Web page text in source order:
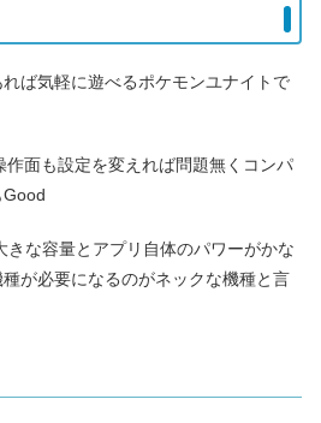
ば気軽に遊べるポケモンユナイトで
作面も設定を変えれば問題無くコンパ
な容量とアプリ自体のパワーがかな
が必要になるのがネックな機種と言